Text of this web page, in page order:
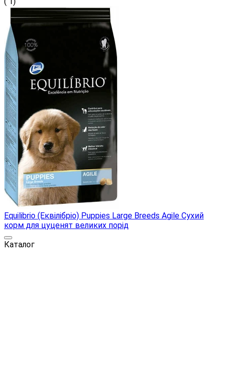
Equilibrio (Еквілібріо) Puppies Large Breeds Agile Сухий
корм для цуценят великих порід
Каталог